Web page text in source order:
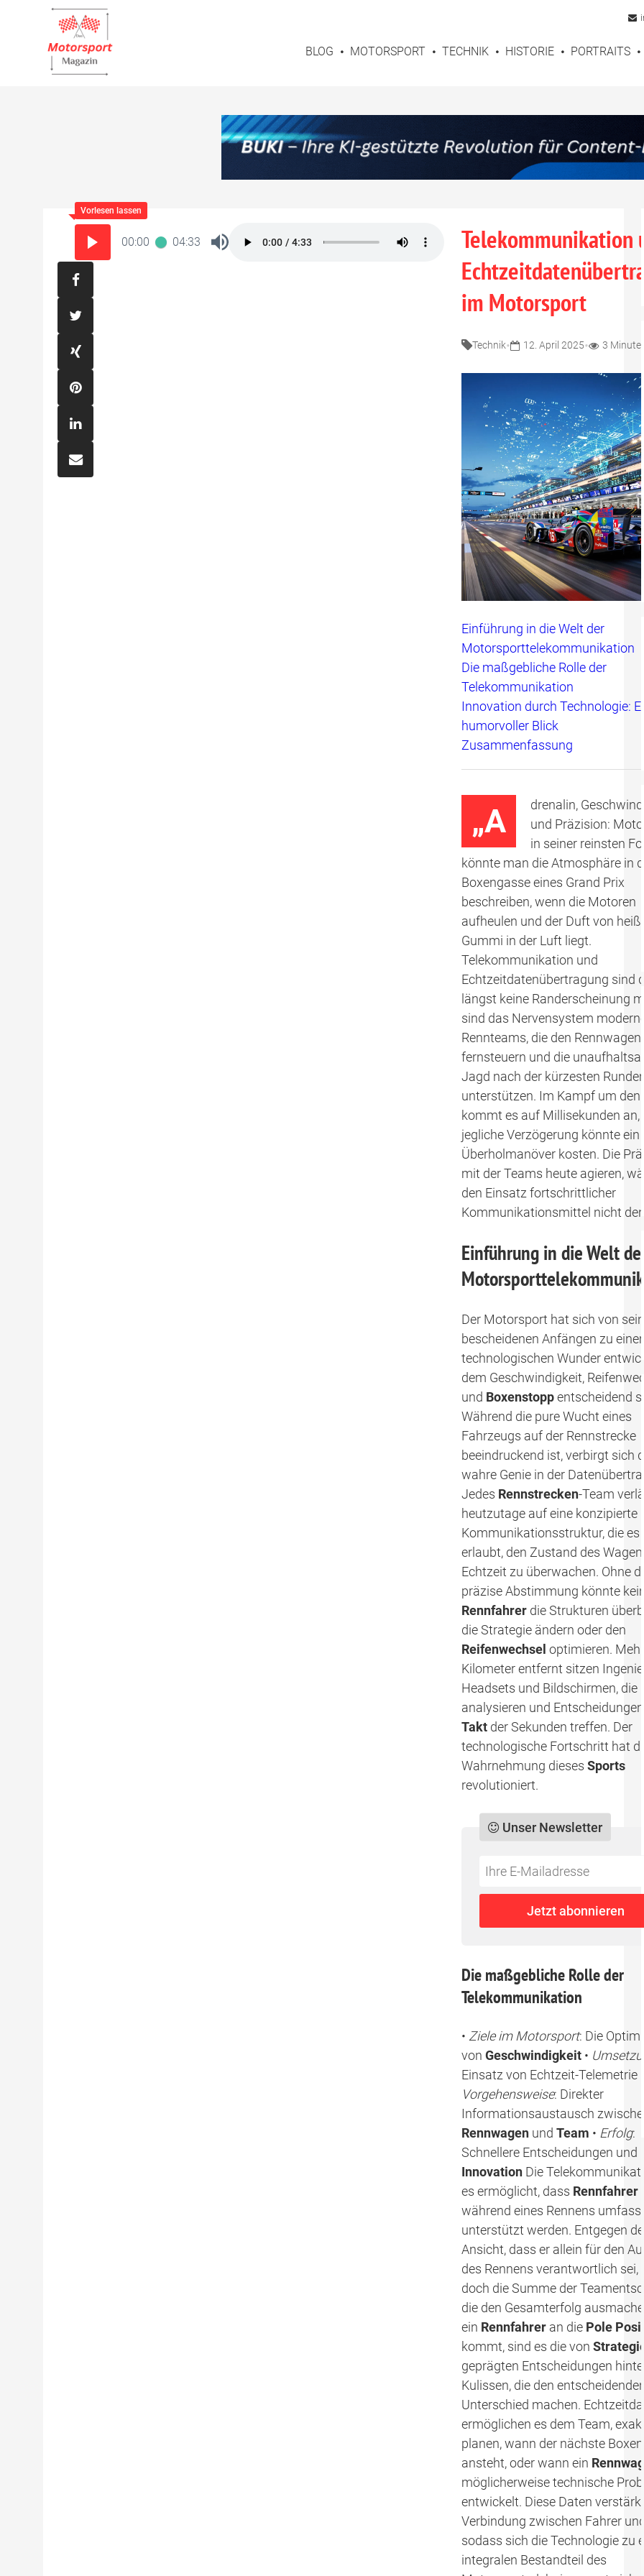
BLOG MOTORSPORT TECHNIK HISTORIE PORTRAITS
00:00 04:33
Telekommunikation
im Motorsport
Technik• 12. April 2025• 3 Minuten
Einführung in die Welt der
Motorsporttelekommunikation
Die maßgebliche Rolle der
Telekommunikation
Innovation durch Technologie: Ein
humorvoller Blick
Zusammenfassung
„A
drenalin,
und Präzision:
in seiner reinsten
könnte man die Atmosphäre in
Boxengasse eines Grand Prix
beschreiben, wenn die Motoren
aufheulen und der Duft von
Gummi in der Luft liegt.
Telekommunikation und
Echtzeitdatenübertragung sind
längst keine Randerscheinung
sind das Nervensystem moderner
Rennteams, die den Rennwagen
fernsteuern und die
Jagd nach der kürzesten
unterstützen. Im Kampf um den
kommt es auf Millisekunden an,
jegliche Verzögerung könnte ein
Überholmanöver kosten. Die
mit der Teams heute agieren,
den Einsatz fortschrittlicher
Kommunikationsmittel nicht
Einführung in die Welt der
Der Motorsport hat sich von
bescheidenen Anfängen zu einem
technologischen Wunder
dem Geschwindigkeit,
und Boxenstoppentscheidend
Während die pure Wucht eines
Fahrzeugs auf der Rennstrecke
beeindruckend ist, verbirgt sich
wahre Genie in der
Jedes Rennstrecken-Team
heutzutage auf eine konzipierte
Kommunikationsstruktur, die es
erlaubt, den Zustand des
Echtzeit zu überwachen. Ohne
präzise Abstimmung könnte kein
Rennfahrer die Strukturen
die Strategie ändern oder den
Reifenwechsel optimieren.
Kilometer entfernt sitzen
Headsets und Bildschirmen, die
analysieren und Entscheidungen
Takt der Sekunden treffen. Der
technologische Fortschritt hat die
Wahrnehmung dieses Sports
revolutioniert.
Do
this
Unser Newsletter
*Ihre
Mailadresse:Jetzt abonnieren
Die maßgebliche Rolle der
Telekommunikation
• Ziele im Motorsport: Die
von Geschwindigkeit •
Einsatz von Echtzeit-Telemetrie •
Vorgehensweise: Direkter
Informationsaustausch zwischen
Rennwagen und Team • Erfolg:
Schnellere Entscheidungen und
Innovation Die
es ermöglicht, dass Rennfahrer
während eines Rennens
unterstützt werden. Entgegen der
Ansicht, dass er allein für den
des Rennens verantwortlich sei,
doch die Summe der
die den Gesamterfolg
ein Rennfahrer an die Pole
kommt, sind es die von Strategie
geprägten Entscheidungen hinter
Kulissen, die den entscheidenden
Unterschied machen.
ermöglichen es dem Team, exakt
planen, wann der nächste
ansteht, oder wann ein
möglicherweise technische
entwickelt. Diese Daten
Verbindung zwischen Fahrer und
sodass sich die Technologie zu
integralen Bestandteil des